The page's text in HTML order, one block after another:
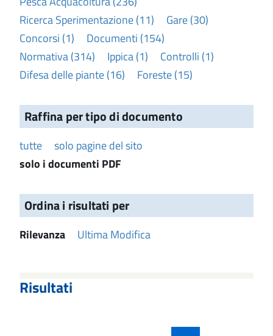
Ricerca Sperimentazione (11)
Gare (30)
Concorsi (1)
Documenti (154)
Normativa (314)
Ippica (1)
Controlli (1)
Difesa delle piante (16)
Foreste (15)
Raffina per tipo di documento
tutte
solo pagine del sito
solo i documenti PDF
Ordina i risultati per
Rilevanza Ultima Modifica
Risultati